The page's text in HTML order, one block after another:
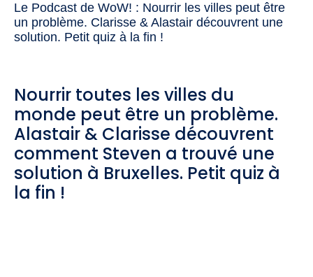
Le Podcast de WoW! : Nourrir les villes peut être
un problème. Clarisse & Alastair découvrent une
solution. Petit quiz à la fin !
Nourrir toutes les villes du
monde peut être un problème.
Alastair & Clarisse découvrent
comment Steven a trouvé une
solution à Bruxelles. Petit quiz à
la fin !